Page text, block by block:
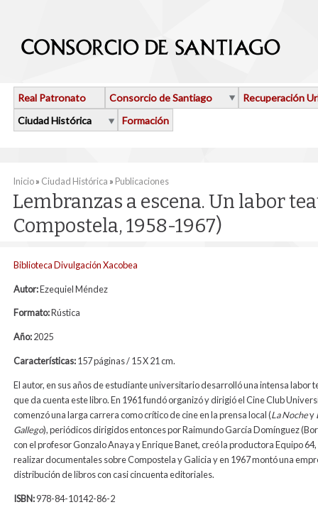
Real Patronato Consorcio de Santiago
Recuperación
Ciudad Histórica
Formación
Se encuentra usted aquí
Inicio» Ciudad Histórica » Publicaciones
Lembranzas a escena. Un labor
Compostela, 1958-1967)
Biblioteca Divulgación Xacobea
Autor:Ezequiel Méndez
Formato:Rústica
Año:2025
Características:157 páginas / 15 X 21 cm.
El autor, en sus años de estudiante universitario desarrolló una intensa labor
que da cuenta este libro. En 1961 fundó organizó y dirigió el Cine Club
comenzó una larga carrera como crítico de cine en la prensa local (La Nochey
Gallego), periódicos dirigidos entonces por Raimundo García Domínguez
con el profesor Gonzalo Anaya y Enrique Banet, creó la productora Equipo
realizar documentales sobre Compostela y Galicia y en 1967 montó una
distribución de libros con casi cincuenta editoriales.
ISBN:978-84-10142-86-2